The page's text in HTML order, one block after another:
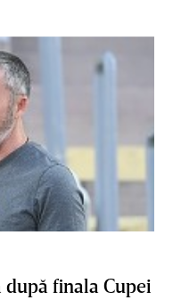
finala Cupei